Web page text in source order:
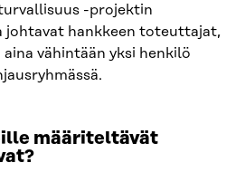
-projektin
johtavat hankkeen toteuttajat,
vähintään yksi henkilö
määriteltävät